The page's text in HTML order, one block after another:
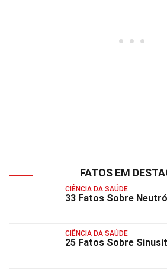
FATOS EM
CIÊNCIA DA SAÚDE
33 Fatos Sobre
CIÊNCIA DA SAÚDE
25 Fatos Sobre